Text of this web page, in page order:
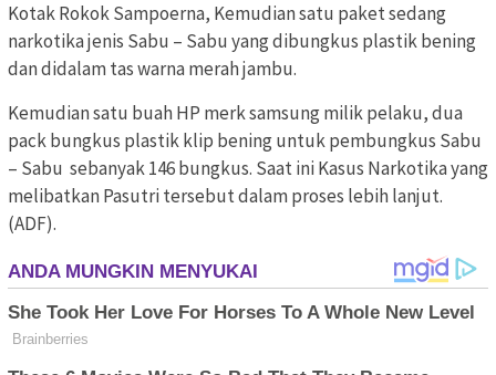
Kotak Rokok Sampoerna, Kemudian satu paket sedang
narkotika jenis Sabu – Sabu yang dibungkus plastik bening
dan didalam tas warna merah jambu.
Kemudian satu buah HP merk samsung milik pelaku, dua
pack bungkus plastik klip bening untuk pembungkus Sabu
– Sabu sebanyak 146 bungkus. Saat ini Kasus Narkotika yang
melibatkan Pasutri tersebut dalam proses lebih lanjut.
(ADF).